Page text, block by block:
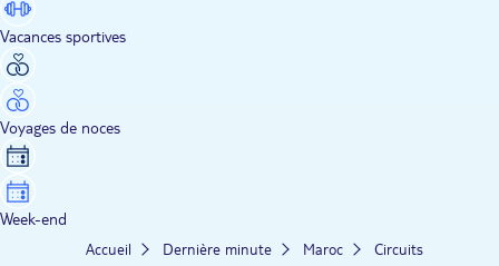
Vacances sportives
Voyages de noces
Week-end
Accueil Dernière minute Maroc Circuits